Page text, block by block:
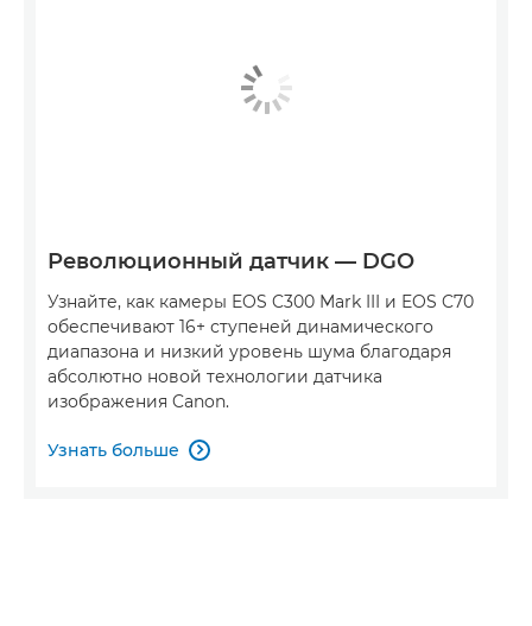
Революционный датчик — DGO
Узнайте, как камеры EOS C300 Mark III и EOS C70
обеспечивают 16+ ступеней динамического
диапазона и низкий уровень шума благодаря
абсолютно новой технологии датчика
изображения Canon.
Узнать больше 